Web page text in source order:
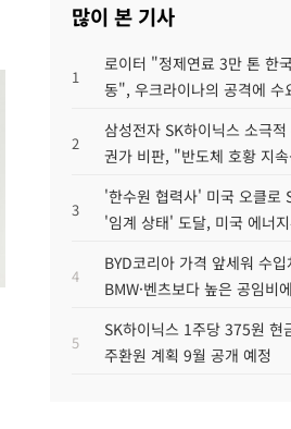
많이 본 기사
1
로이터 "정제연료 3만 톤 한
동", 우크라이나의 공격에 수
2
삼성전자 SK하이닉스 소극
권가 비판, "반도체 호황 지
3
'한수원 협력사' 미국 오클로
'임계 상태' 도달, 미국 에너
4
BYD코리아 가격 앞세워 수
BMW·벤츠보다 높은 공임비
5
SK하이닉스 1주당 375원 현
주환원 계획 9월 공개 예정